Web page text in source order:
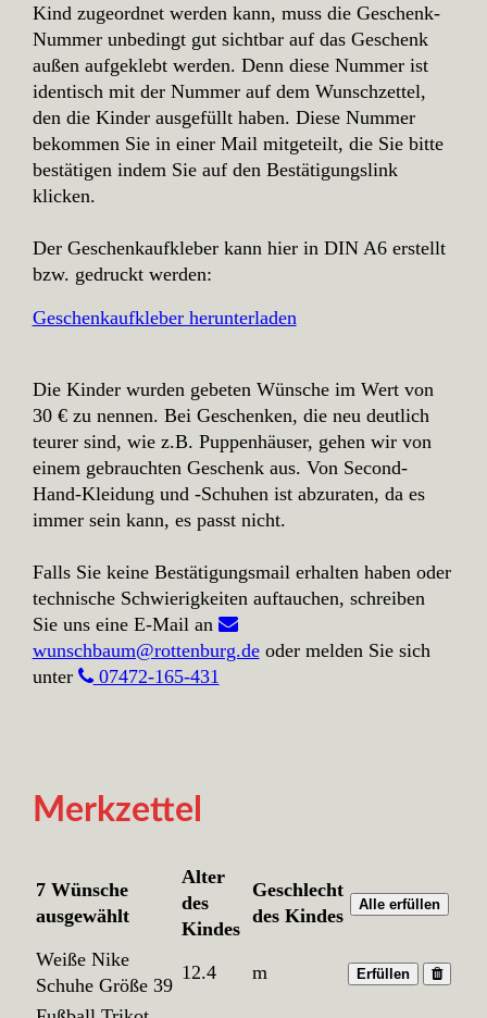
Kind zugeordnet werden kann, muss die Geschenk-
Nummer unbedingt gut sichtbar auf das Geschenk
außen aufgeklebt werden. Denn diese Nummer ist
identisch mit der Nummer auf dem Wunschzettel,
den die Kinder ausgefüllt haben. Diese Nummer
bekommen Sie in einer Mail mitgeteilt, die Sie bitte
bestätigen indem Sie auf den Bestätigungslink
klicken.
Der Geschenkaufkleber kann hier in DIN A6 erstellt
bzw. gedruckt werden:
Geschenkaufkleber herunterladen
Die Kinder wurden gebeten Wünsche im Wert von
30 € zu nennen. Bei Geschenken, die neu deutlich
teurer sind, wie z.B. Puppenhäuser, gehen wir von
einem gebrauchten Geschenk aus. Von Second-
Hand-Kleidung und -Schuhen ist abzuraten, da es
immer sein kann, es passt nicht.
Falls Sie keine Bestätigungsmail erhalten haben oder
technische Schwierigkeiten auftauchen, schreiben
Sie uns eine E-Mail an
wunschbaum@rottenburg.deoder melden Sie sich
unter
07472-165-431
Merkzettel
7 Wünsche
ausgewählt
Alter
des
Kindes
Geschlecht
des Kindes
Alle erfüllen
Weiße Nike
Schuhe Größe 39
12.4 m Erfüllen